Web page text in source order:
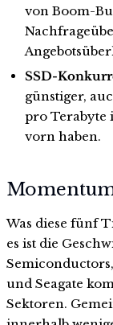
von Boom-
SSD-
günstiger,
pro Terabyte
vorn haben.
Was diese fünf
es ist die
und Seagate
Sektoren.